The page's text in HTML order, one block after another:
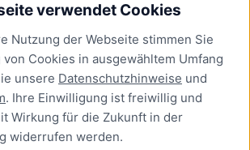
verwendet Cookies
Nutzung der Webseite stimmen Sie
Cookies in ausgewähltem Umfang
unsere Datenschutzhinweise und
. Ihre Einwilligung ist freiwillig und
Wirkung für die Zukunft in der
widerrufen werden.